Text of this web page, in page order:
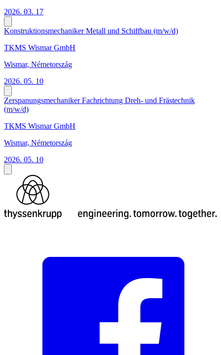
2026. 03. 17
Konstruktionsmechaniker Metall und Schiffbau (m/w/d)
TKMS Wismar GmbH
Wismar, Németország
2026. 05. 10
Zerspanungsmechaniker Fachrichtung Dreh- und Frästechnik
(m/w/d)
TKMS Wismar GmbH
Wismar, Németország
2026. 05. 10